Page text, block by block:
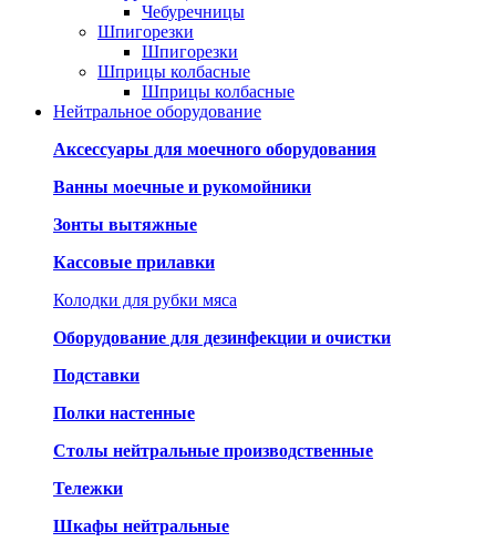
Чебуречницы
Шпигорезки
Шпигорезки
Шприцы колбасные
Шприцы колбасные
Нейтральное оборудование
Аксессуары для моечного оборудования
Ванны моечные и рукомойники
Зонты вытяжные
Кассовые прилавки
Колодки для рубки мяса
Оборудование для дезинфекции и очистки
Подставки
Полки настенные
Столы нейтральные производственные
Тележки
Шкафы нейтральные